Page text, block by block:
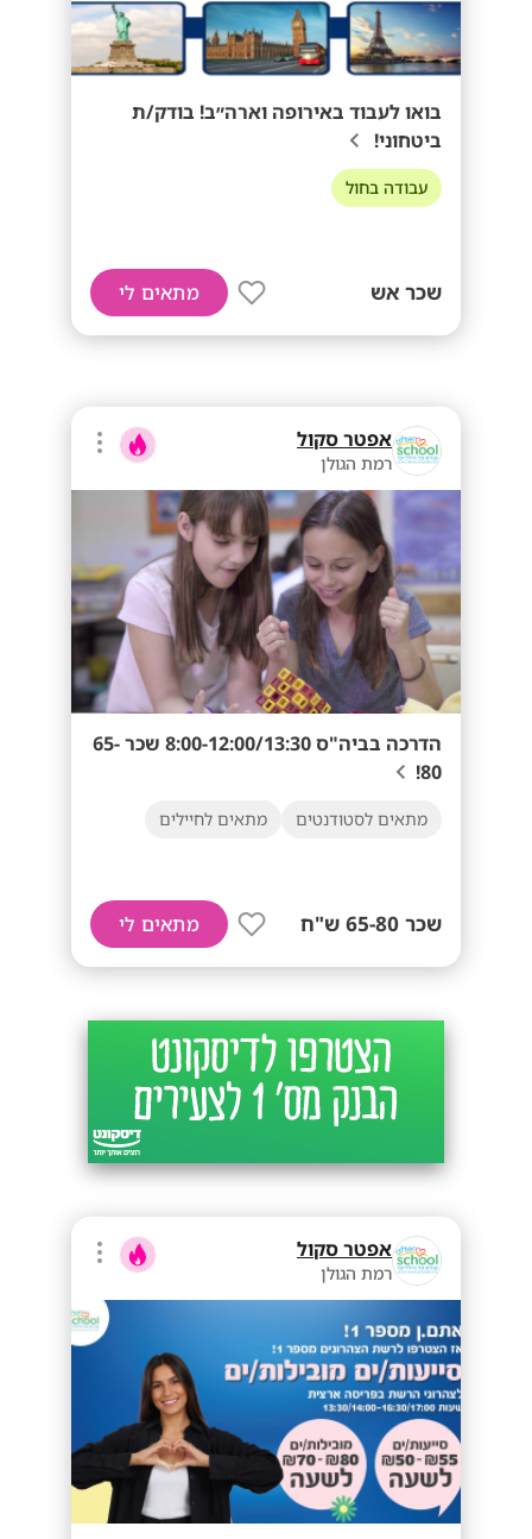
בואו לעבוד באירופה וארה״ב! בודק/ת
ביטחוני!
עבודה בחול
שכר אש מתאים לי
אפטר סקול
רמת הגולן
הדרכה בביה"ס 8:00-12:00/13:30 שכר 65-
80!
מתאים לסטודנטים מתאים לחיילים
שכר 65-80 ש"ח מתאים לי
אפטר סקול
רמת הגולן